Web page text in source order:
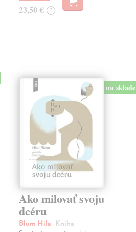
23,50 € ?
na sklade
Ako milovať svoju
dcéru
Blum Hila| Kniha